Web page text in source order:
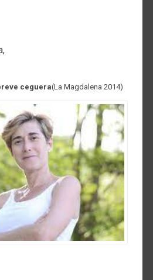
ceguera(La Magdalena 2014)